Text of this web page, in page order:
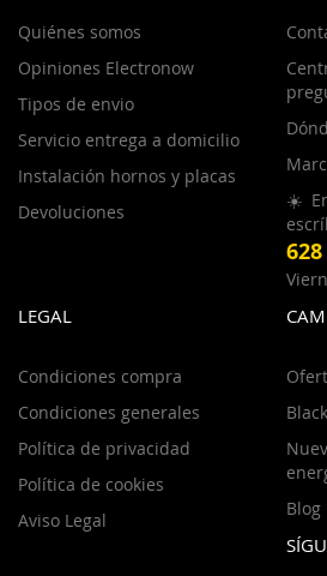
Quiénes somos
Opiniones Electronow
Tipos de envio
Servicio entrega a domicilio
Instalación hornos y placas
Devoluciones
☀️
LEGAL
Condiciones compra
Condiciones generales
Política de privacidad
Política de cookies
Aviso Legal
Blog